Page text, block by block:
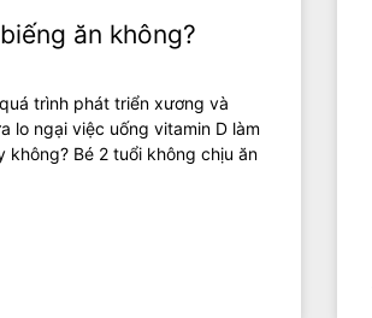
ăn không?
trình phát triển xương và
lo ngại việc uống vitamin D làm
Bé 2 tuổi không chịu ăn